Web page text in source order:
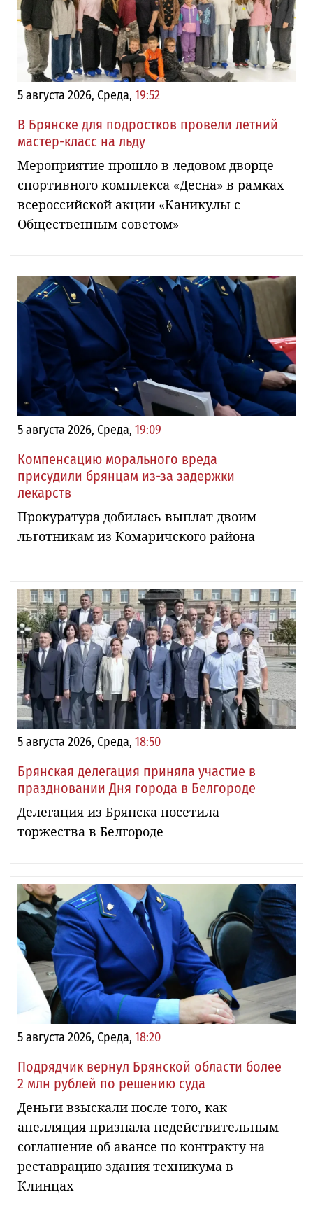
5 августа 2026, Среда, 19:52
В Брянске для подростков провели летний
мастер-класс на льду
Мероприятие прошло в ледовом дворце
спортивного комплекса «Десна» в рамках
всероссийской акции «Каникулы с
Общественным советом»
5 августа 2026, Среда, 19:09
Компенсацию морального вреда
присудили брянцам из-за задержки
лекарств
Прокуратура добилась выплат двоим
льготникам из Комаричского района
5 августа 2026, Среда, 18:50
Брянская делегация приняла участие в
праздновании Дня города в Белгороде
Делегация из Брянска посетила
торжества в Белгороде
5 августа 2026, Среда, 18:20
Подрядчик вернул Брянской области более
2 млн рублей по решению суда
Деньги взыскали после того, как
апелляция признала недействительным
соглашение об авансе по контракту на
реставрацию здания техникума в
Клинцах